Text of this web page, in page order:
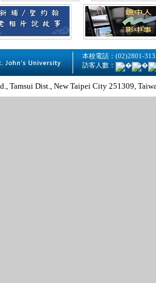
本校電話：(02)2801-
訪客人數：
Tamsui Dist., New Taipei City 251309,